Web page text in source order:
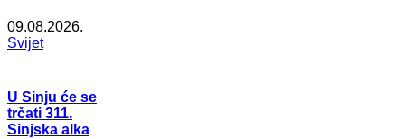
09.08.2026.
Svijet
U Sinju će se
trčati 311.
Sinjska alka